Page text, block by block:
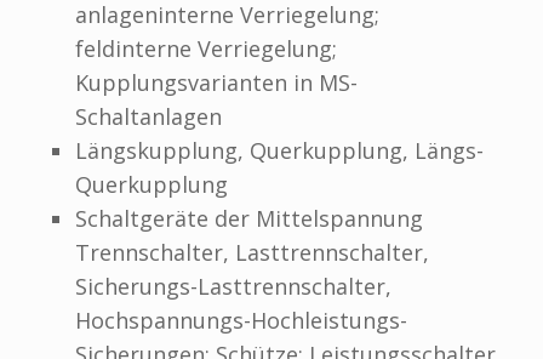
anlageninterne Verriegelung;
feldinterne Verriegelung;
Kupplungsvarianten in MS-
Schaltanlagen
Längskupplung, Querkupplung, Längs-
Querkupplung
Schaltgeräte der Mittelspannung
Trennschalter, Lasttrennschalter,
Sicherungs-Lasttrennschalter,
Hochspannungs-Hochleistungs-